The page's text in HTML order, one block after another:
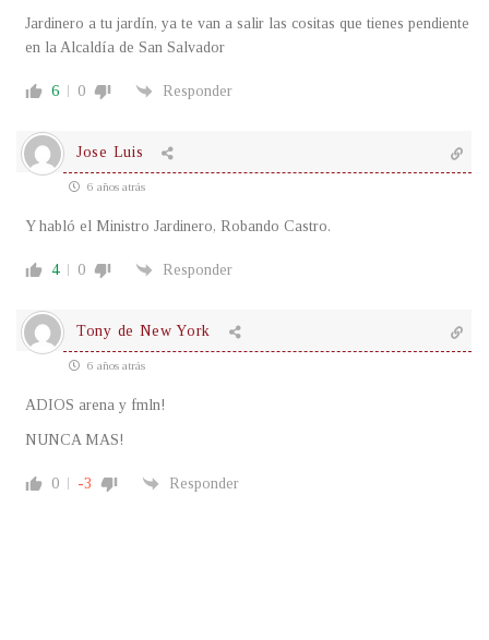
Jardinero a tu jardín, ya te van a salir las cositas que tienes pendiente
en la Alcaldía de San Salvador
6 0 Responder
Jose Luis
6 años atrás
Y habló el Ministro Jardinero, Robando Castro.
4 0 Responder
Tony de New York
6 años atrás
ADIOS arena y fmln!
NUNCA MAS!
0 -3 Responder